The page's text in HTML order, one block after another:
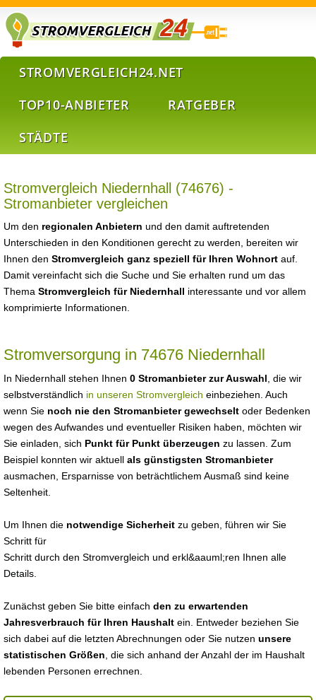
STROMVERGLEICH24.NET
TOP10-ANBIETER
RATGEBER
STÄDTE
Stromvergleich Niedernhall (74676) -
Stromanbieter vergleichen
Um den regionalen Anbietern und den damit auftretenden
Unterschieden in den Konditionen gerecht zu werden, bereiten wir
Ihnen den Stromvergleich ganz speziell für Ihren Wohnort auf.
Damit vereinfacht sich die Suche und Sie erhalten rund um das
Thema Stromvergleich für Niedernhall interessante und vor allem
komprimierte Informationen.
Stromversorgung in 74676 Niedernhall
In Niedernhall stehen Ihnen 0 Stromanbieter zur Auswahl , die wir
selbstverständlich in unseren Stromvergleich einbeziehen. Auch
wenn Sie noch nie den Stromanbieter gewechselt oder Bedenken
wegen des Aufwandes und eventueller Risiken haben, möchten wir
Sie einladen, sich Punkt für Punkt überzeugen zu lassen. Zum
Beispiel konnten wir aktuell als günstigsten Stromanbieter
ausmachen, Ersparnisse von beträchtlichem Ausmaß sind keine
Seltenheit.
Um Ihnen die notwendige Sicherheit zu geben, führen wir Sie
Schritt für
Schritt durch den Stromvergleich und erkl&aauml;ren Ihnen alle
Details.
Zunächst geben Sie bitte einfach den zu erwartenden
Jahresverbrauch für Ihren Haushalt ein. Entweder beziehen Sie
sich dabei auf die letzten Abrechnungen oder Sie nutzen unsere
statistischen Größen , die sich anhand der Anzahl der im Haushalt
lebenden Personen errechnen.